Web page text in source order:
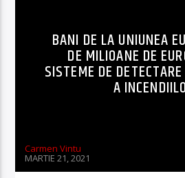
BANI DE LA UNIUNEA
DE MILIOANE DE
SISTEME DE
A
Carmen Vintu
MARTIE 21, 2021